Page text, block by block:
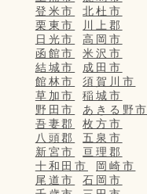
登米市
北杜市
栗東市
川上郡
日光市
高岡市
函館市
米沢市
結城市
成田市
館林市
須賀川市
草加市
稲城市
野田市
あきる野市
吾妻郡
枚方市
八頭郡
五泉市
新宮市
亘理郡
十和田市
岡崎市
尾道市
石岡市